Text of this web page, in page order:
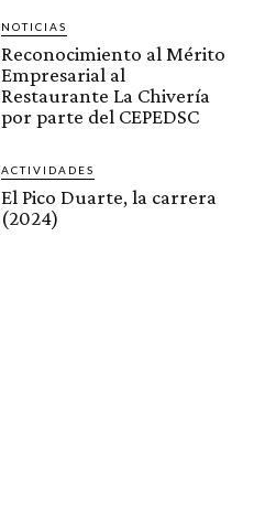
NOTICIAS
Reconocimiento al Mérito
Empresarial al
Restaurante La Chivería
por parte del CEPEDSC
ACTIVIDADES
El Pico Duarte, la carrera
(2024)